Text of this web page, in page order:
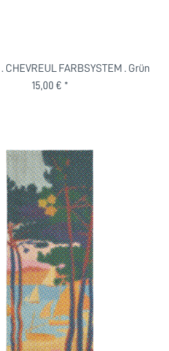
CHEVREUL FARBSYSTEM . Grün
15,00 € *